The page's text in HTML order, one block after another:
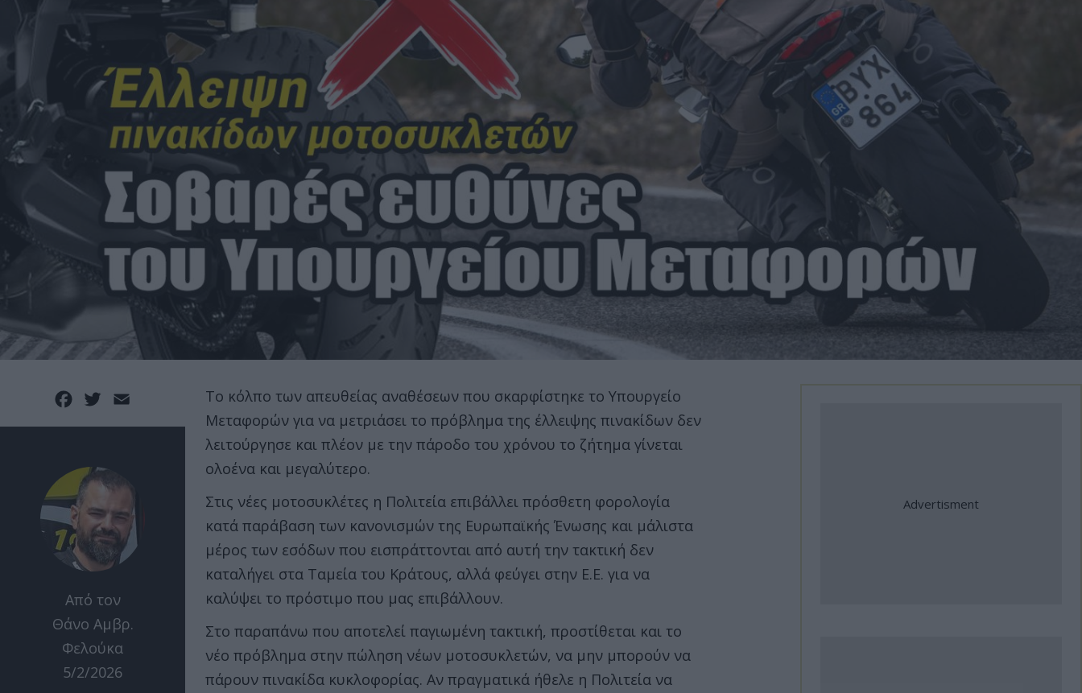
Facebook
Twitter
Από τον
Θάνο Αμβρ.
Φελούκα
5/2/2026
Το κόλπο των απευθείας αναθέσεων που σκαρφίστηκε το Υπουργείο
Μεταφορών για να μετριάσει το πρόβλημα της έλλειψης πινακίδων δεν
λειτούργησε και πλέον με την πάροδο του χρόνου το ζήτημα γίνεται
ολοένα και μεγαλύτερο.
Στις νέες μοτοσυκλέτες η Πολιτεία επιβάλλει πρόσθετη φορολογία
κατά παράβαση των κανονισμών της Ευρωπαϊκής Ένωσης και μάλιστα
μέρος των εσόδων που εισπράττονται από αυτή την τακτική δεν
καταλήγει στα Ταμεία του Κράτους, αλλά φεύγει στην Ε.Ε. για να
καλύψει το πρόστιμο που μας επιβάλλουν.
Στο παραπάνω που αποτελεί παγιωμένη τακτική, προστίθεται και το
νέο πρόβλημα στην πώληση νέων μοτοσυκλετών, να μην μπορούν να
πάρουν πινακίδα κυκλοφορίας. Αν πραγματικά ήθελε η Πολιτεία να